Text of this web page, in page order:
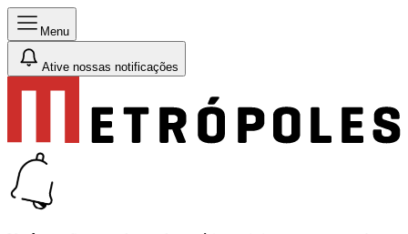
Menu
Ative nossas notificações